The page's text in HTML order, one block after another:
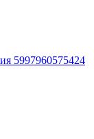
5997960575424